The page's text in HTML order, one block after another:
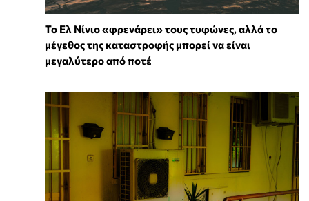
Το Ελ Νίνιο «φρενάρει» τους τυφώνες, αλλά το
μέγεθος της καταστροφής μπορεί να είναι
μεγαλύτερο από ποτέ